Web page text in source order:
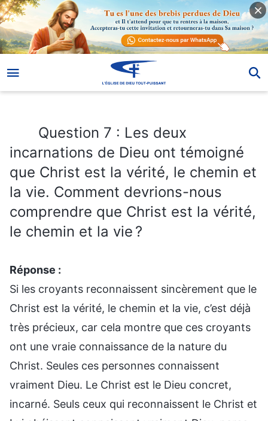
Question 7 : Les deux
incarnations de Dieu ont témoigné
que Christ est la vérité, le chemin et
la vie. Comment devrions-nous
comprendre que Christ est la vérité,
le chemin et la vie ?
Réponse :
Si les croyants reconnaissent sincèrement que le
Christ est la vérité, le chemin et la vie, c’est déjà
très précieux, car cela montre que ces croyants
ont une vraie connaissance de la nature du
Christ. Seules ces personnes connaissent
vraiment Dieu. Le Christ est le Dieu concret,
incarné. Seuls ceux qui reconnaissent le Christ et